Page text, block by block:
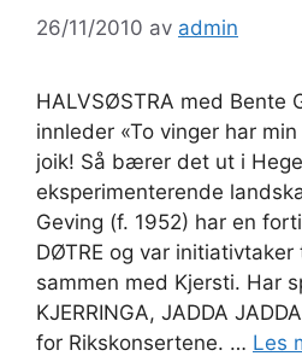
26/11/2010 av admin
HALVSØSTRA med Bente
innleder «To vinger har
joik! Så bærer det ut i
eksperimenterende
Geving (f. 1952) har en
DØTRE og var initiativtaker
sammen med Kjersti. Har
KJERRINGA, JADDA
for Rikskonsertene. … Les